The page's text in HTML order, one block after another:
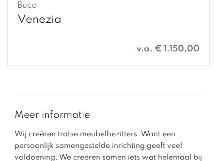
Buco
Venezia
v.a. € 1.150,00
Meer informatie
Wij creëren trotse meubelbezitters. Want een
persoonlijk samengestelde inrichting geeft veel
voldoening. We creëren samen iets wat helemaal bij